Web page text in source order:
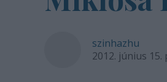
szinhazhu
2012. június 15.